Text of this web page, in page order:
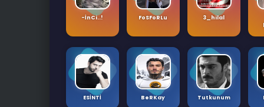
-İnCi..! FoSFoRLu
3_hilal
ESİNTİ BeRKay Tutkunum